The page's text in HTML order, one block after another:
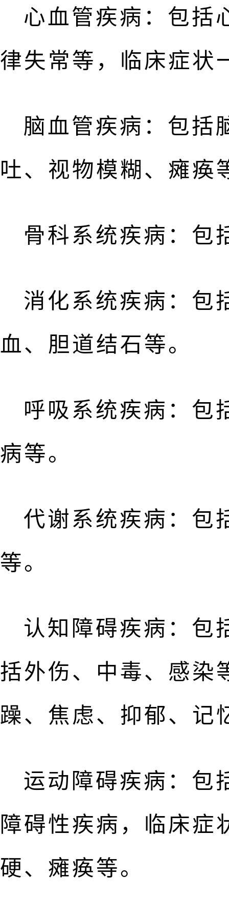
心血管疾病：包括
律失常等，临床症状
脑血管疾病：包括
吐、视物模糊、瘫痪
骨科系统疾病：包
消化系统疾病：包
血、胆道结石等。
呼吸系统疾病：包
病等。
代谢系统疾病：包
等。
认知障碍疾病：包
括外伤、中毒、感染
躁、焦虑、抑郁、记
运动障碍疾病：包
障碍性疾病，临床症
硬、瘫痪等。